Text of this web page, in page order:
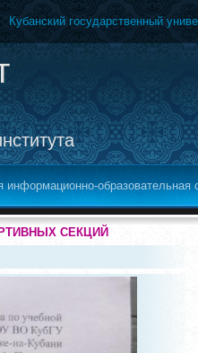
Кубанский государственный
информационно-
СЕКЦИЙ